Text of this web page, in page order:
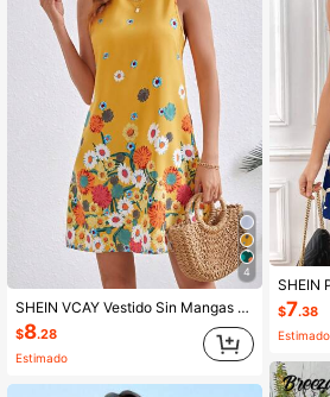
4
SHEIN VCAY Vestido Sin Mangas Para Mujer Con Estampado De Flores
$8.28
Estimado
$7.38
Estimado